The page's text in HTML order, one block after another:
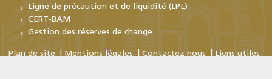
Ligne de précaution et de liquidité (LPL)
CERT-BAM
Gestion des réserves de change
Plan de site Mentions légales Contactez nous Liens utiles